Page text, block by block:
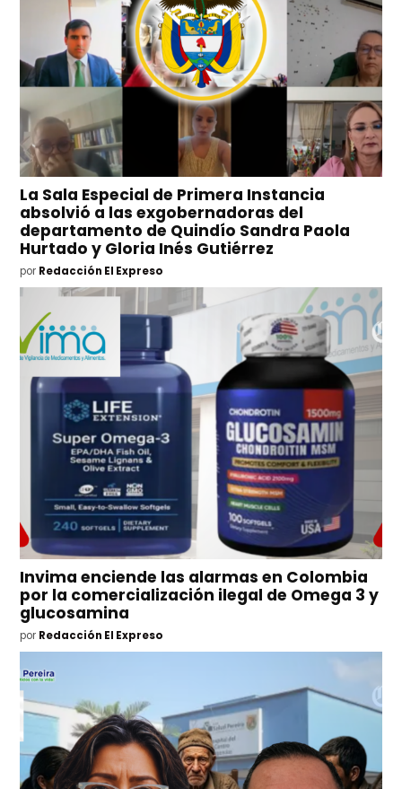
La Sala Especial de Primera Instancia
absolvió a las exgobernadoras del
departamento de Quindío Sandra Paola
Hurtado y Gloria Inés Gutiérrez
por Redacción El Expreso
Invima enciende las alarmas en Colombia
por la comercialización ilegal de Omega 3 y
glucosamina
por Redacción El Expreso